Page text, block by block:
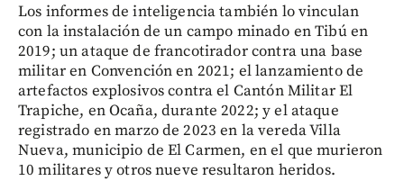
Los informes de inteligencia también lo vinculan
con la instalación de un campo minado en Tibú en
2019; un ataque de francotirador contra una base
militar en Convención en 2021; el lanzamiento de
artefactos explosivos contra el Cantón Militar El
Trapiche, en Ocaña, durante 2022; y el ataque
registrado en marzo de 2023 en la vereda Villa
Nueva, municipio de El Carmen, en el que murieron
10 militares y otros nueve resultaron heridos.